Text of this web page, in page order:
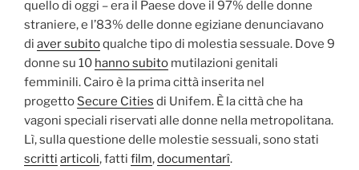
quello di oggi – era il Paese dove il 97% delle donne
straniere, e l’83% delle donne egiziane denunciavano
di aver subitoqualche tipo di molestia sessuale. Dove 9
donne su 10 hanno subito mutilazioni genitali
femminili. Cairo è la prima città inserita nel
progetto Secure Cities di Unifem. È la città che ha
vagoni speciali riservati alle donne nella metropolitana.
Lì, sulla questione delle molestie sessuali, sono stati
scritti articoli, fatti film,documentarî.